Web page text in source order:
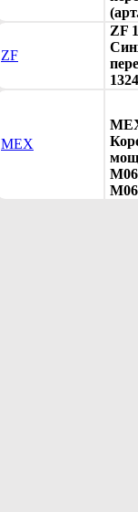
ZF
ZF
MEX